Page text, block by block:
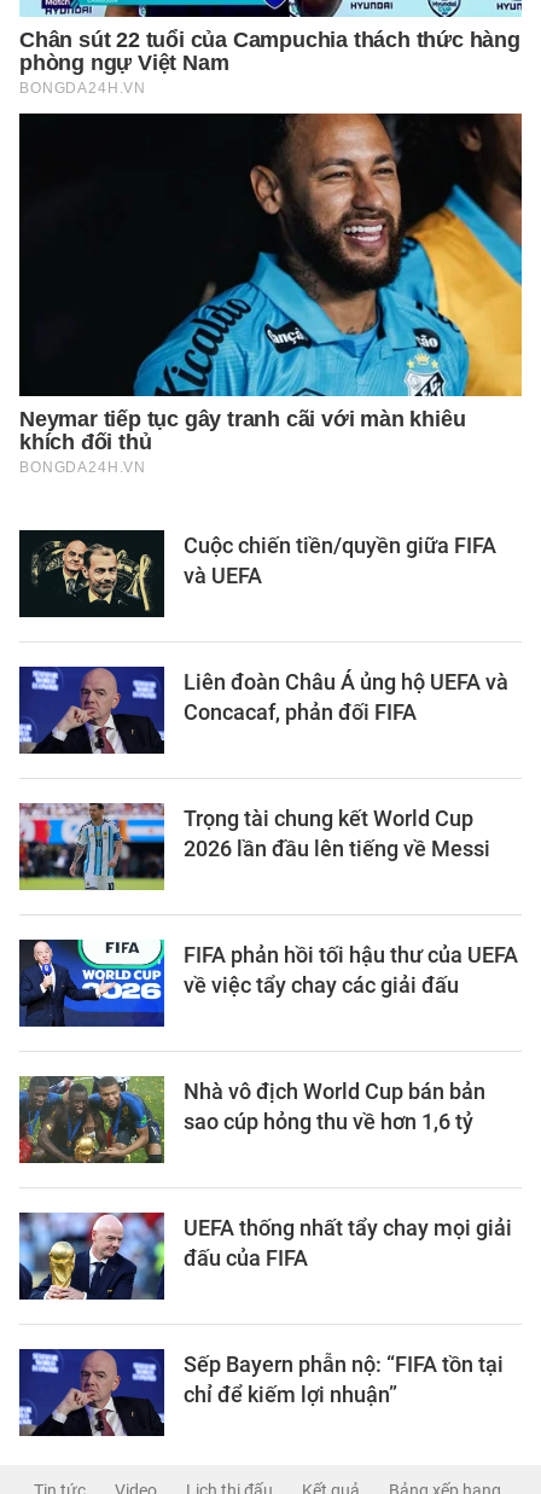
Cuộc chiến tiền/quyền giữa FIFA
và UEFA
Liên đoàn Châu Á ủng hộ UEFA và
Concacaf, phản đối FIFA
Trọng tài chung kết World Cup
2026 lần đầu lên tiếng về Messi
FIFA phản hồi tối hậu thư của UEFA
về việc tẩy chay các giải đấu
Nhà vô địch World Cup bán bản
sao cúp hỏng thu về hơn 1,6 tỷ
UEFA thống nhất tẩy chay mọi giải
đấu của FIFA
Sếp Bayern phẫn nộ: “FIFA tồn tại
chỉ để kiếm lợi nhuận”